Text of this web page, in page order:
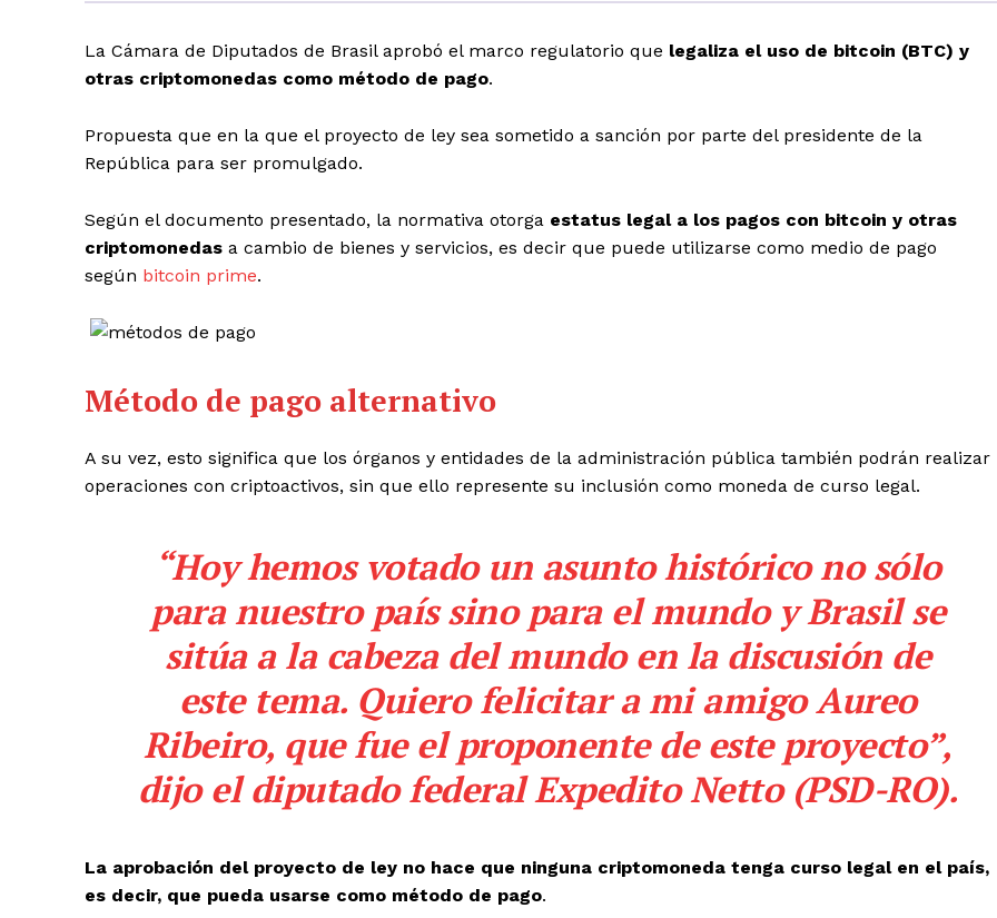
La Cámara de Diputados de Brasil aprobó el marco regulatorio que legaliza el uso de bitcoin (BTC) y
otras criptomonedas como método de pago.
Propuesta que en la que el proyecto de ley sea sometido a sanción por parte del presidente de la
República para ser promulgado.
Según el documento presentado, la normativa otorga estatus legal a los pagos con bitcoin y otras
criptomonedas a cambio de bienes y servicios, es decir que puede utilizarse como medio de pago
según bitcoin prime.
Método de pago alternativo
A su vez, esto significa que los órganos y entidades de la administración pública también podrán realizar
operaciones con criptoactivos, sin que ello represente su inclusión como moneda de curso legal.
“Hoy hemos votado un asunto histórico no sólo
para nuestro país sino para el mundo y Brasil se
sitúa a la cabeza del mundo en la discusión de
este tema. Quiero felicitar a mi amigo Aureo
Ribeiro, que fue el proponente de este proyecto”,
dijo el diputado federal Expedito Netto (PSD-RO).
La aprobación del proyecto de ley no hace que ninguna criptomoneda tenga curso legal en el país,
es decir, que pueda usarse como método de pago.